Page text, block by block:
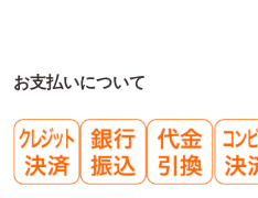
お支払いについて